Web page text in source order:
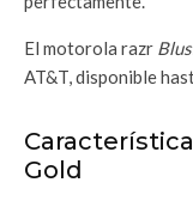
El motorola razr
AT&T, disponible
Gold